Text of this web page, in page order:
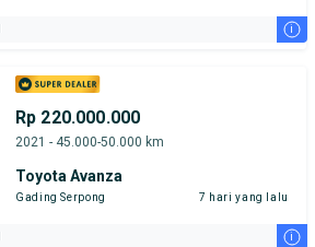
i
Rp 220.000.000
2021 - 45.000-50.000 km
Toyota Avanza
Gading Serpong 7 hari yang lalu
i